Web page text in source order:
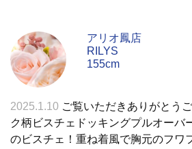
アリオ鳳店
RILYS
155cm
2025.1.10 ご覧いただきありがとう
ク柄ビスチェドッキングプルオーバ
のビスチェ！重ね着風で胸元のフワ